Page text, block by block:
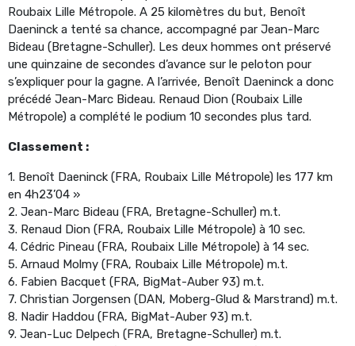
Roubaix Lille Métropole. A 25 kilomètres du but, Benoît
Daeninck a tenté sa chance, accompagné par Jean-Marc
Bideau (Bretagne-Schuller). Les deux hommes ont préservé
une quinzaine de secondes d’avance sur le peloton pour
s’expliquer pour la gagne. A l’arrivée, Benoît Daeninck a donc
précédé Jean-Marc Bideau. Renaud Dion (Roubaix Lille
Métropole) a complété le podium 10 secondes plus tard.
Classement :
1. Benoît Daeninck (FRA, Roubaix Lille Métropole) les 177 km
en 4h23’04 »
2. Jean-Marc Bideau (FRA, Bretagne-Schuller) m.t.
3. Renaud Dion (FRA, Roubaix Lille Métropole) à 10 sec.
4. Cédric Pineau (FRA, Roubaix Lille Métropole) à 14 sec.
5. Arnaud Molmy (FRA, Roubaix Lille Métropole) m.t.
6. Fabien Bacquet (FRA, BigMat-Auber 93) m.t.
7. Christian Jorgensen (DAN, Moberg-Glud & Marstrand) m.t.
8. Nadir Haddou (FRA, BigMat-Auber 93) m.t.
9. Jean-Luc Delpech (FRA, Bretagne-Schuller) m.t.